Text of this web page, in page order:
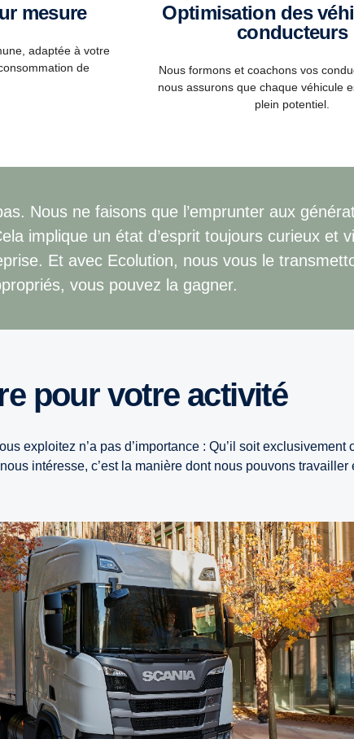
mesure
adaptée à votre
de
Optimisation des véhicules et
conducteurs
Nous formons et coachons vos
nous assurons que chaque véhicule
plein potentiel.
Nous ne faisons que l’emprunter aux
implique un état d’esprit toujours curieux et
Et avec Ecolution, nous vous le
vous pouvez la gagner.
pour votre activité
exploitez n’a pas d’importance : Qu’il soit
intéresse, c’est la manière dont nous pouvons